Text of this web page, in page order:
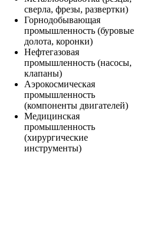
сверла, фрезы, развертки)
Горнодобывающая
промышленность (буровые
долота, коронки)
Нефтегазовая
промышленность (насосы,
клапаны)
Аэрокосмическая
промышленность
(компоненты двигателей)
Медицинская
промышленность
(хирургические
инструменты)